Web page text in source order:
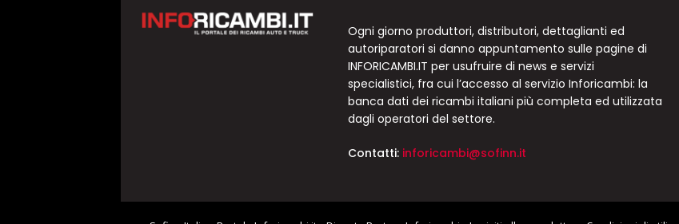
Ogni giorno produttori, distributori, dettaglianti ed
autoriparatori si danno appuntamento sulle pagine di
INFORICAMBI.IT per usufruire di news e servizi
specialistici, fra cui l’accesso al servizio Inforicambi: la
banca dati dei ricambi italiani più completa ed utilizzata
dagli operatori del settore.
Contatti: inforicambi@sofinn.it